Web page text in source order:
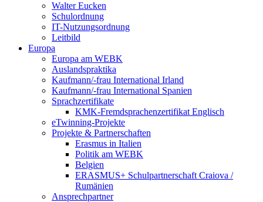
Walter Eucken
Schulordnung
IT-Nutzungsordnung
Leitbild
Europa
Europa am WEBK
Auslandspraktika
Kaufmann/-frau International Irland
Kaufmann/-frau International Spanien
Sprachzertifikate
KMK-Fremdsprachenzertifikat Englisch
eTwinning-Projekte
Projekte & Partnerschaften
Erasmus in Italien
Politik am WEBK
Belgien
ERASMUS+ Schulpartnerschaft Craiova /
Rumänien
Ansprechpartner